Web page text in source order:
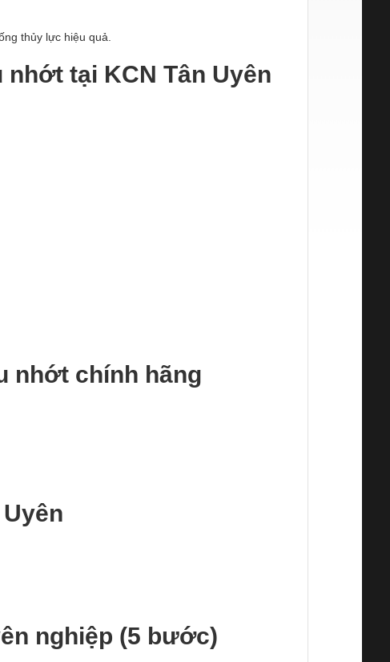
thủy lực hiệu quả.
tại KCN Tân Uyên
nhớt chính hãng
nghiệp (5 bước)